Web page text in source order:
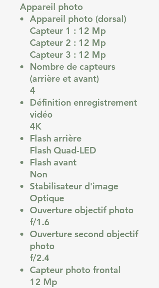
Appareil photo
Appareil photo (dorsal)
Capteur 1 : 12 Mp
Capteur 2 : 12 Mp
Capteur 3 : 12 Mp
Nombre de capteurs
(arrière et avant)
4
Définition enregistrement
vidéo
4K
Flash arrière
Flash Quad-LED
Flash avant
Non
Stabilisateur d'image
Optique
Ouverture objectif photo
f/1.6
Ouverture second objectif
photo
f/2.4
Capteur photo frontal
12 Mp